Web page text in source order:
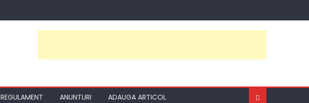
REGULAMENT ANUNTURI ADAUGA ARTICOL